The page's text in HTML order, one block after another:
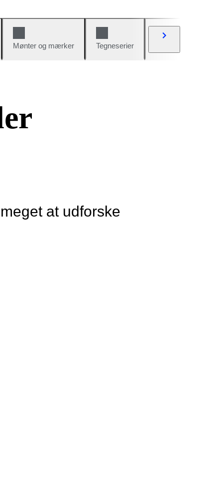
Mønter og mærker Tegneserier
at udforske